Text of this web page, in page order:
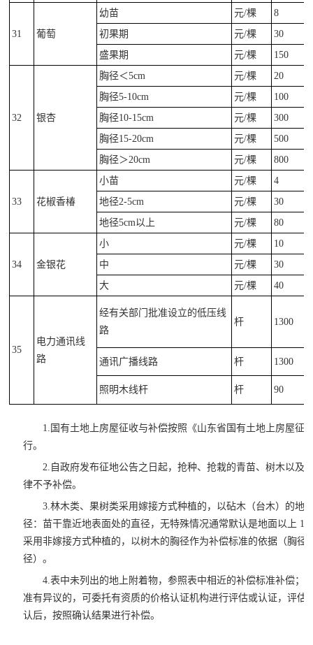
31 葡萄
幼苗 元/棵
8
初果期
元/棵
30
盛果期
元/棵 150
32 银杏
胸径＜5cm 元/棵
20
胸径5-10cm
元/棵
100
胸径10-15cm
元/棵
300
胸径15-20cm
元/棵
500
胸径＞20cm
元/棵 800
33 花椒香椿
小苗 元/棵
4
地径2-5cm
元/棵
30
地径5cm以上
元/棵 80
34 金银花
小 元/棵
10
中
元/棵
30
大
元/棵 40
35
电力通讯线
路
经有关部门批准设立的低压线
路
杆 1300
通讯广播线路 杆 1300
照明木线杆 杆 90
1.国有土地上房屋征收与补偿按照《山东省国有土地上房屋征
行。
2.自政府发布征地公告之日起，抢种、抢栽的青苗、树木以及
律不予补偿。
3.林木类、果树类采用嫁接方式种植的，以砧木（台木）的地
径：苗干靠近地表面处的直径，无特殊情况通常默认是地面以上
采用非嫁接方式种植的，以树木的胸径作为补偿标准的依据（胸径
径）。
4.表中未列出的地上附着物，参照表中相近的补偿标准补偿；
准有异议的，可委托有资质的价格认证机构进行评估或认证，评估
认后，按照确认结果进行补偿。